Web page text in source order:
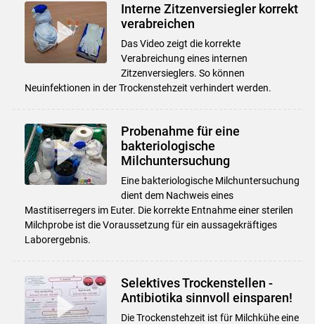
Interne Zitzenversiegler korrekt
verabreichen
Das Video zeigt die korrekte
Verabreichung eines internen
Zitzenversieglers. So können
Neuinfektionen in der Trockenstehzeit verhindert werden.
Probenahme für eine
bakteriologische
Milchuntersuchung
Eine bakteriologische Milchuntersuchung
dient dem Nachweis eines
Mastitiserregers im Euter. Die korrekte Entnahme einer sterilen
Milchprobe ist die Voraussetzung für ein aussagekräftiges
Laborergebnis.
Selektives Trockenstellen -
Antibiotika sinnvoll einsparen!
Die Trockenstehzeit ist für Milchkühe eine